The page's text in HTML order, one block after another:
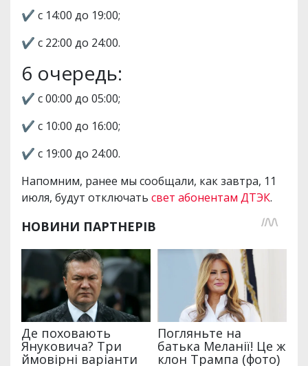
✔️ с 14:00 до 19:00;
✔️ с 22:00 до 24:00.
6 очередь:
✔️ с 00:00 до 05:00;
✔️ с 10:00 до 16:00;
✔️ с 19:00 до 24:00.
Напомним, ранее мы сообщали, как завтра, 11
июля, будут отключать свет абонентам ДТЭК.